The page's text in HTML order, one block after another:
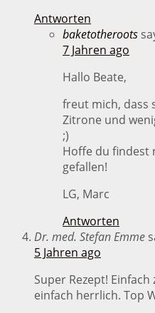
Antworten
baketotheroots
7 Jahren ago
Hallo Beate,
freut mich, dass
Zitrone und
;)
Hoffe du findest
gefallen!
LG, Marc
Antworten
Dr. med. Stefan Emme
5 Jahren ago
Super Rezept!
einfach herrlich. Top